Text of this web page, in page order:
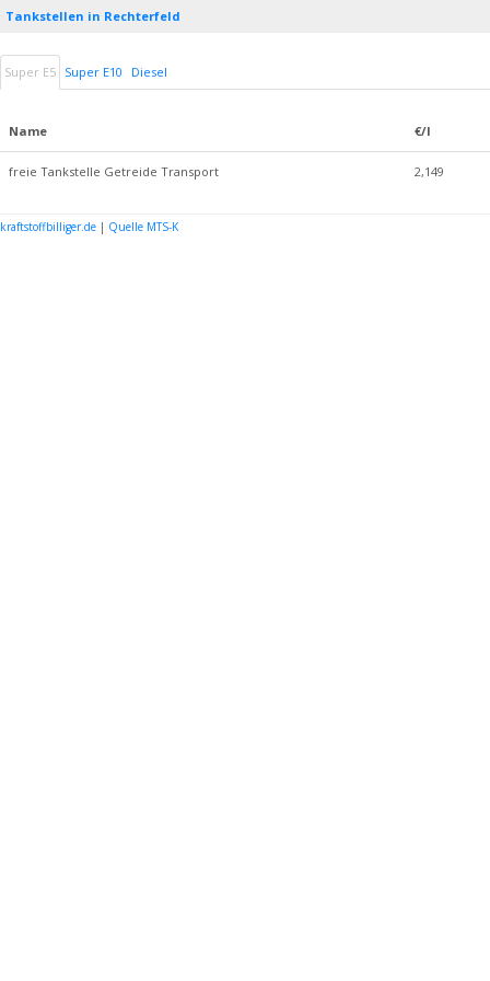
Tankstellen in Rechterfeld
Super E5 Super E10 Diesel
Name €/l
freie Tankstelle Getreide Transport 2,149
kraftstoffbilliger.de | Quelle MTS-K